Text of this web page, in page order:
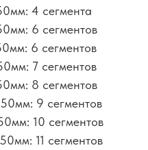
4 сегмента
6 сегментов
6 сегментов
7 сегментов
8 сегментов
9 сегментов
10 сегментов
11 сегментов